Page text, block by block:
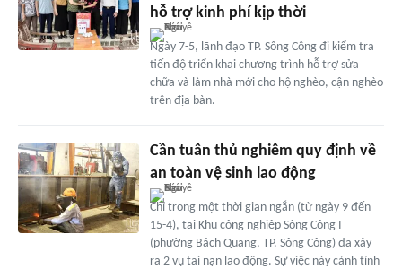
hỗ trợ kinh phí kịp thời
Ngày 7-5, lãnh đạo TP. Sông Công đi kiểm tra
tiến độ triển khai chương trình hỗ trợ sửa
chữa và làm nhà mới cho hộ nghèo, cận nghèo
trên địa bàn.
Cần tuân thủ nghiêm quy định về
an toàn vệ sinh lao động
Chỉ trong một thời gian ngắn (từ ngày 9 đến
15-4), tại Khu công nghiệp Sông Công I
(phường Bách Quang, TP. Sông Công) đã xảy
ra 2 vụ tai nạn lao động. Sự việc này cảnh tỉnh